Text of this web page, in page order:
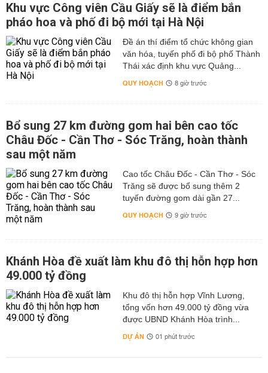
Khu vực Công viên Cầu Giấy sẽ là điểm bắn
pháo hoa và phố đi bộ mới tại Hà Nội
Đề án thí điểm tổ chức không gian
văn hóa, tuyến phố đi bộ phố Thành
Thái xác định khu vực Quảng...
QUY HOẠCH 8 giờ trước
Bổ sung 27 km đường gom hai bên cao tốc
Châu Đốc - Cần Thơ - Sóc Trăng, hoàn thành
sau một năm
Cao tốc Châu Đốc - Cần Thơ - Sóc
Trăng sẽ được bổ sung thêm 2
tuyến đường gom dài gần 27...
QUY HOẠCH 9 giờ trước
Khánh Hòa đề xuất làm khu đô thị hỗn hợp hơn
49.000 tỷ đồng
Khu đô thị hỗn hợp Vĩnh Lương,
tổng vốn hơn 49.000 tỷ đồng vừa
được UBND Khánh Hòa trình...
DỰ ÁN 01 phút trước